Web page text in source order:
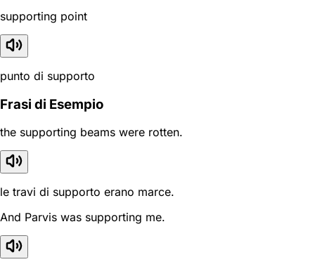
supporting point
punto di supporto
Frasi di Esempio
the supporting beams were rotten.
le travi di supporto erano marce.
And Parvis was supporting me.